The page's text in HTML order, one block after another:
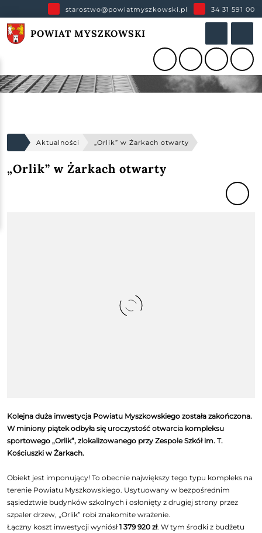
starostwo@powiatmyszkowski.pl 34 31 591 00
POWIAT MYSZKOWSKI
Aktualności „Orlik” w Żarkach otwarty
„Orlik” w Żarkach otwarty
Kolejna duża inwestycja Powiatu Myszkowskiego została zakończona.
W miniony piątek odbyła się uroczystość otwarcia kompleksu
sportowego „Orlik”, zlokalizowanego przy Zespole Szkół im. T.
Kościuszki w Żarkach.
Obiekt jest imponujący! To obecnie największy tego typu kompleks na
terenie Powiatu Myszkowskiego. Usytuowany w bezpośrednim
sąsiedztwie budynków szkolnych i osłonięty z drugiej strony przez
szpaler drzew, „Orlik” robi znakomite wrażenie.
Łączny koszt inwestycji wyniósł1 379 920 zł. W tym środki z budżetu